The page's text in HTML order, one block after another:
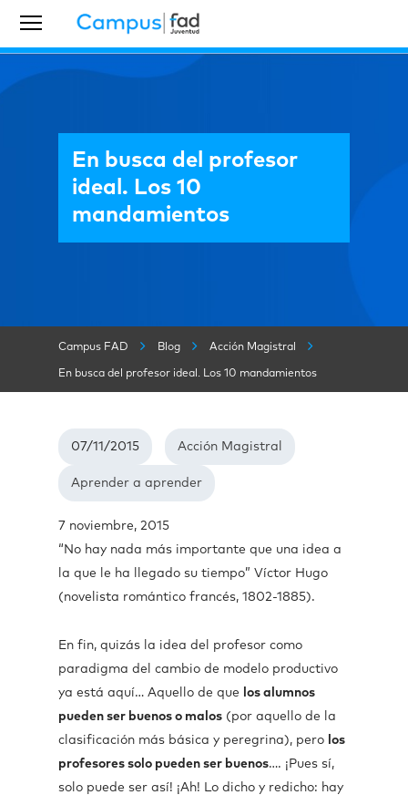
En busca del profesor
ideal. Los 10
mandamientos
Campus FAD Blog Acción Magistral
En busca del profesor ideal. Los 10 mandamientos
07/11/2015 Acción Magistral
Aprender a aprender
7 noviembre, 2015
“No hay nada más importante que una idea a
la que le ha llegado su tiempo” Víctor Hugo
(novelista romántico francés, 1802-1885).
En fin, quizás la idea del profesor como
paradigma del cambio de modelo productivo
ya está aquí… Aquello de que
los alumnos
pueden ser buenos o malos (por aquello de la
clasificación más básica y peregrina), pero los
profesores solo pueden ser buenos…. ¡Pues sí,
solo puede ser así! ¡Ah! Lo dicho y redicho: hay